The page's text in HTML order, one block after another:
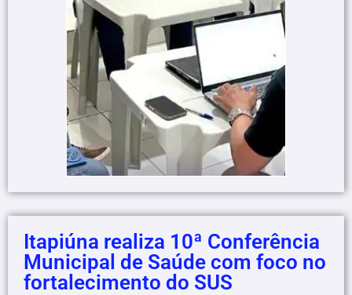
Itapiúna realiza 10ª Conferência
Municipal de Saúde com foco no
fortalecimento do SUS